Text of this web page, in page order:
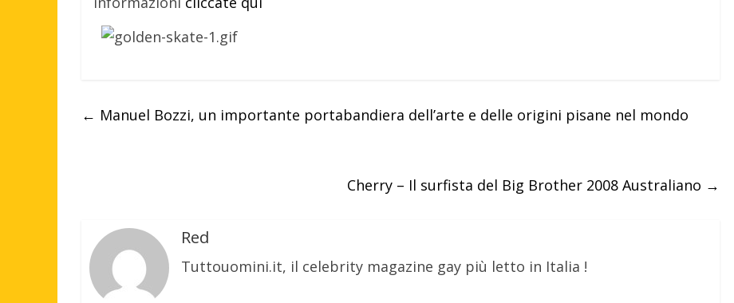
← Manuel Bozzi, un importante portabandiera dell’arte e delle origini pisane nel mondo
Cherry – Il surfista del Big Brother 2008 Australiano →
Red
Tuttouomini.it, il celebrity magazine gay più letto in Italia !